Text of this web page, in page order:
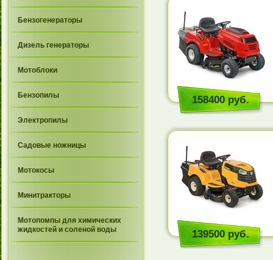
Бензогенераторы
Дизель генераторы
Мотоблоки
Бензопилы
Электропилы
Садовые ножницы
Мотокосы
Минитракторы
Мотопомпы для химических
жидкостей и соленой воды
158400 руб.
139500 руб.